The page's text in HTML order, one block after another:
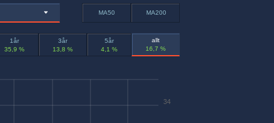
MA50 MA200
1år
35,9 %
3år
13,8 %
5år
4,1 %
allt
16,7 %
34